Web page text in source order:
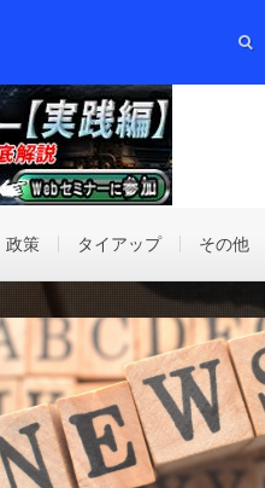
政策 タイアップ その他